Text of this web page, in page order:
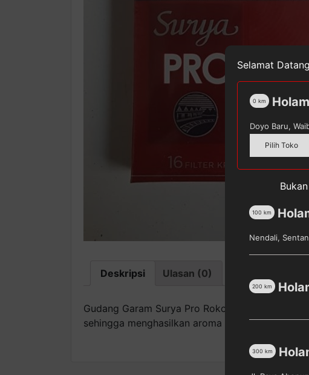
Deskripsi Ulasan (0)
Gudang Garam Surya Pro Rokok [1 Bungkus isi
sehingga menghasilkan aroma serta cita rasa
Selamat
0 km
Doyo Baru,
Pilih Toko
100 km
Nendali,
200 km
300 km